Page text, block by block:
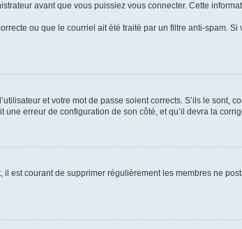
avant que vous puissiez vous connecter. Cette
ou que le courriel ait été traité par un filtre anti-spam.
et votre mot de passe soient corrects. S’ils le sont,
erreur de configuration de son côté, et qu’il devra la
il est courant de supprimer régulièrement les membres ne